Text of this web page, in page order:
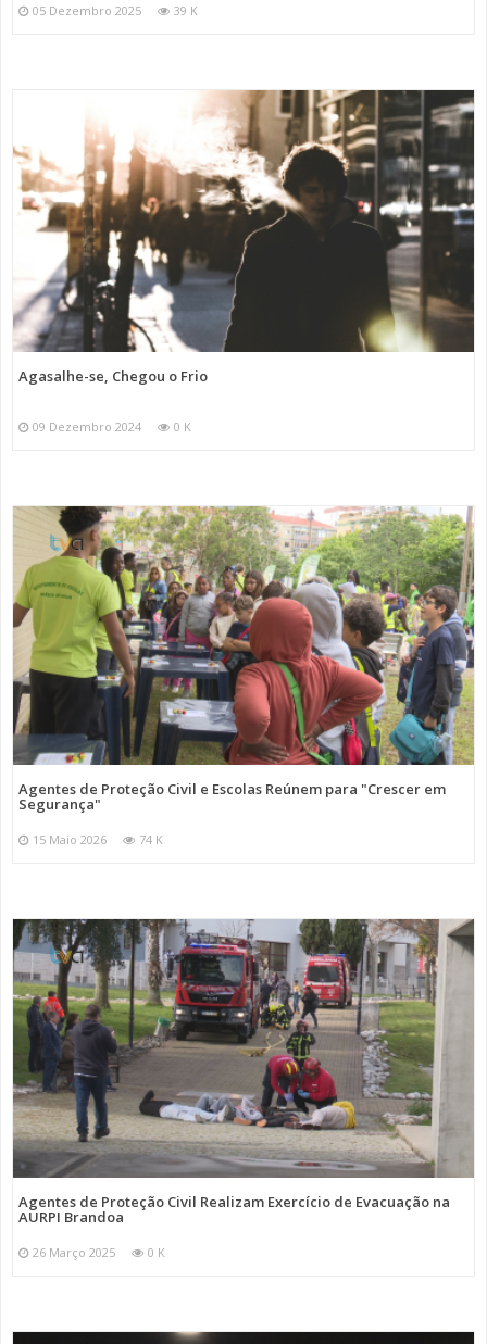
05 Dezembro 2025 39 K
Agasalhe-se, Chegou o Frio
09 Dezembro 2024 0 K
Agentes de Proteção Civil e Escolas Reúnem para "Crescer em
Segurança"
15 Maio 2026 74 K
Agentes de Proteção Civil Realizam Exercício de Evacuação na
AURPI Brandoa
26 Março 2025 0 K